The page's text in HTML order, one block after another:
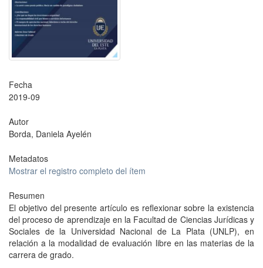
Fecha
2019-09
Autor
Borda, Daniela Ayelén
Metadatos
Mostrar el registro completo del ítem
Resumen
El objetivo del presente artículo es reflexionar sobre la existencia
del proceso de aprendizaje en la Facultad de Ciencias Jurídicas y
Sociales de la Universidad Nacional de La Plata (UNLP), en
relación a la modalidad de evaluación libre en las materias de la
carrera de grado.